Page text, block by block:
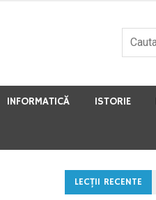
INFORMATICĂ ISTORIE
LECŢII RECENTE